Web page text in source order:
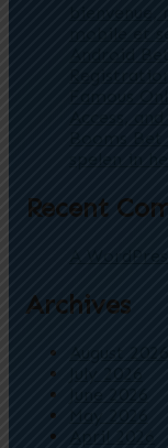
Recent
Archives